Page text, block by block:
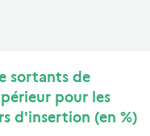
sortants de
pour les
d'insertion (en %)